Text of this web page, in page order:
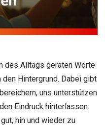
des Alltags geraten Worte
Hintergrund. Dabei gibt
uns unterstützen
Eindruck hinterlassen.
hin und wieder zu